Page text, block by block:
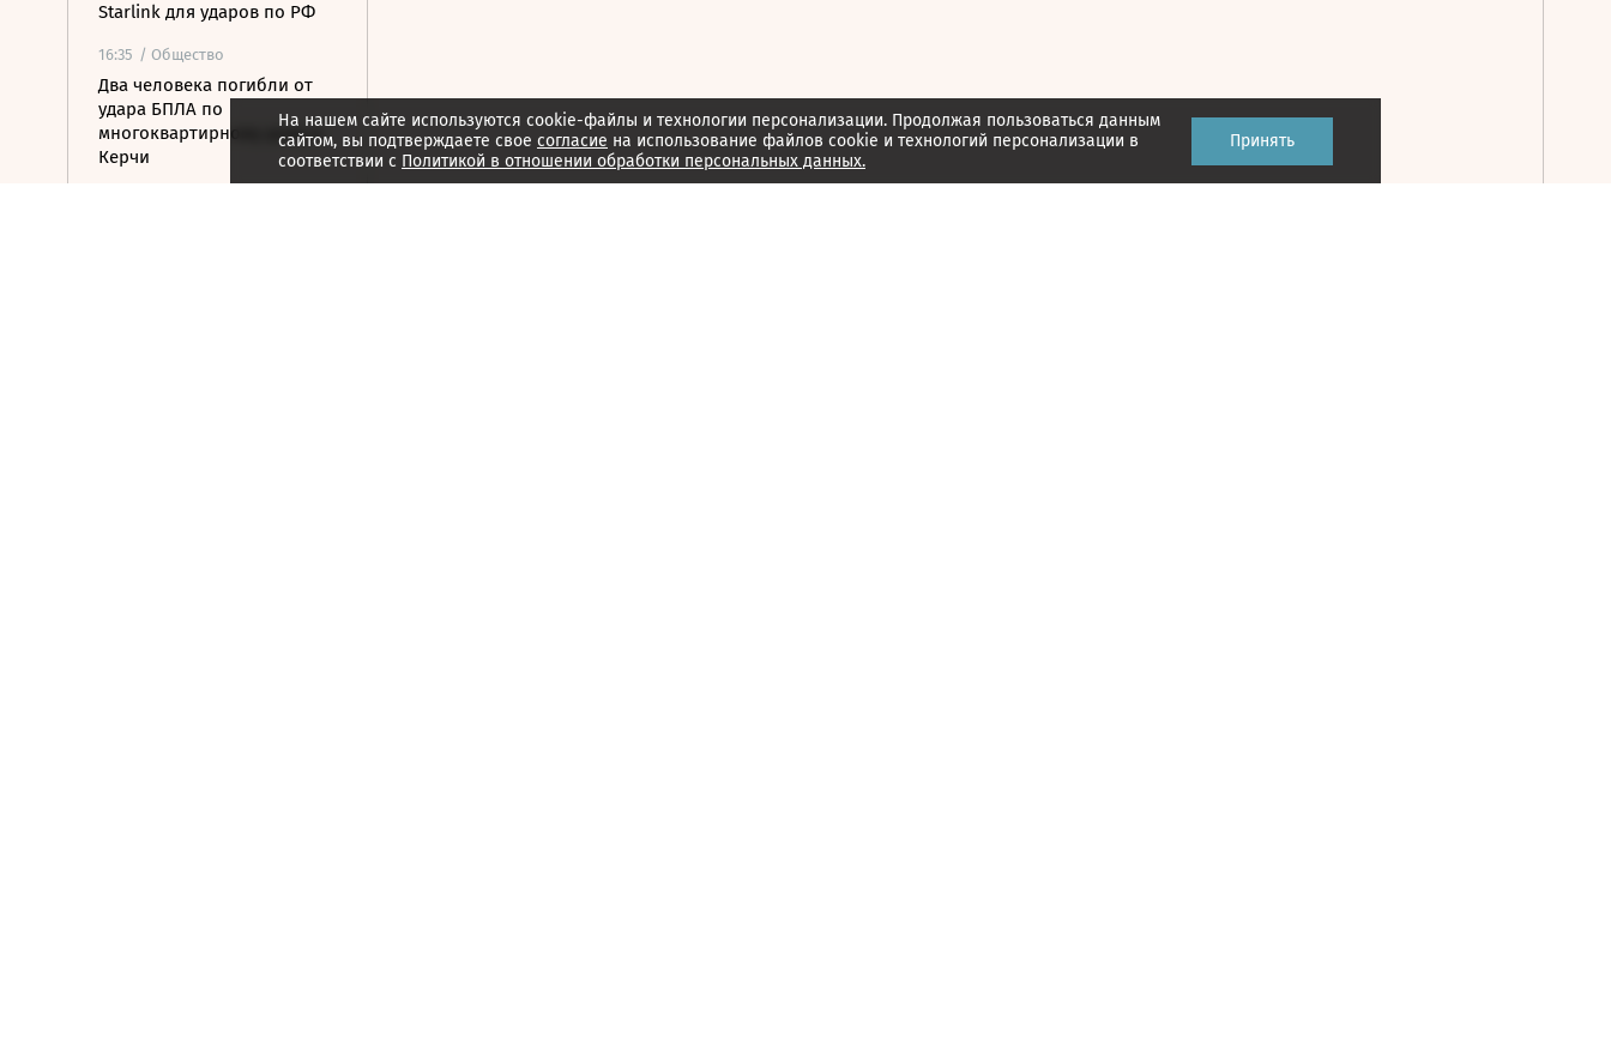
Starlink для ударов по РФ
16:35 / Общество
Два человека погибли от
удара БПЛА по
многоквартирному дому в
Керчи
На нашем сайте используются cookie-файлы и технологии персонализации. Продолжая пользоваться данным
сайтом, вы подтверждаете свое согласие на использование файлов cookie и технологий персонализации в
соответствии с Политикой в отношении обработки персональных данных.
Принять